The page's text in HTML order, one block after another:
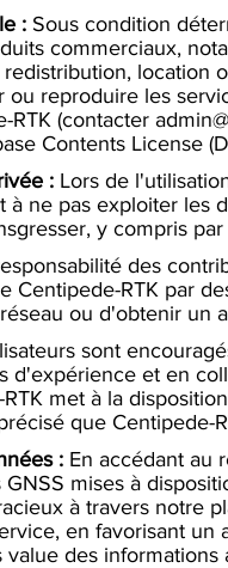
: Sous condition
commerciaux,
location
ou reproduire les
RTK (contacter
Contents License
: Lors de
à ne pas exploiter
y compris
des
Centipede-RTK par
ou d'obtenir un
sont
d'expérience et en
met à la
que Centipede-
: En accédant au
mises à
à travers notre
en favorisant
des informations